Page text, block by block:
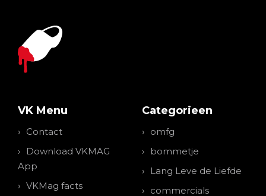
VK Menu
Contact
Download VKMAG
App
VKMag facts
Categorieen
omfg
bommetje
Lang Leve de Liefde
commercials